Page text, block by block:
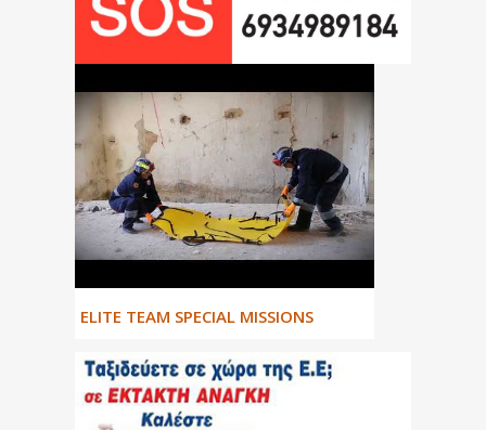
ΕLITE TEAM SPECIAL MISSIONS